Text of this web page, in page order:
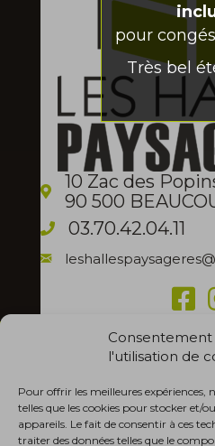
Consentement
l'utilisation de
Pour offrir les meilleures expériences,
telles que les cookies pour stocker et/
appareils. Le fait de consentir à ces
traiter des données telles que le
10 Zac des
90 500
03.70.42.04.11
Sam. - Dim.
pour
Très bel